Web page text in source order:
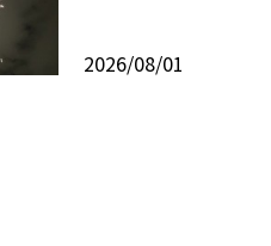
2026/08/01